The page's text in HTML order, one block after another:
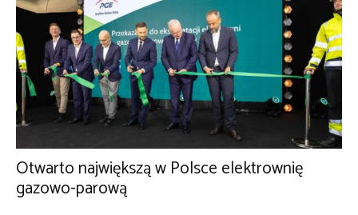
Otwarto największą w Polsce elektrownię
gazowo-parową